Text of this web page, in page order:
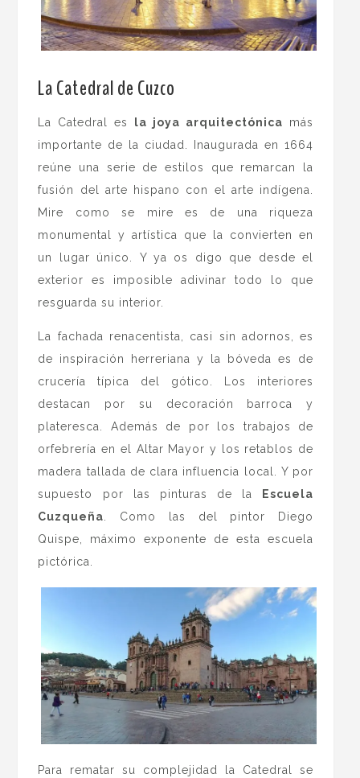
La Catedral de Cuzco
La Catedral es la joya arquitectónica más
importante de la ciudad. Inaugurada en 1664
reúne una serie de estilos que remarcan la
fusión del arte hispano con el arte indígena.
Mire como se mire es de una riqueza
monumental y artística que la convierten en
un lugar único. Y ya os digo que desde el
exterior es imposible adivinar todo lo que
resguarda su interior.
La fachada renacentista, casi sin adornos, es
de inspiración herreriana y la bóveda es de
crucería típica del gótico. Los interiores
destacan por su decoración barroca y
plateresca. Además de por los trabajos de
orfebrería en el Altar Mayor y los retablos de
madera tallada de clara influencia local. Y por
supuesto por las pinturas de la
Escuela
Cuzqueña . Como las del pintor Diego
Quispe, máximo exponente de esta escuela
pictórica.
Para rematar su complejidad la Catedral se